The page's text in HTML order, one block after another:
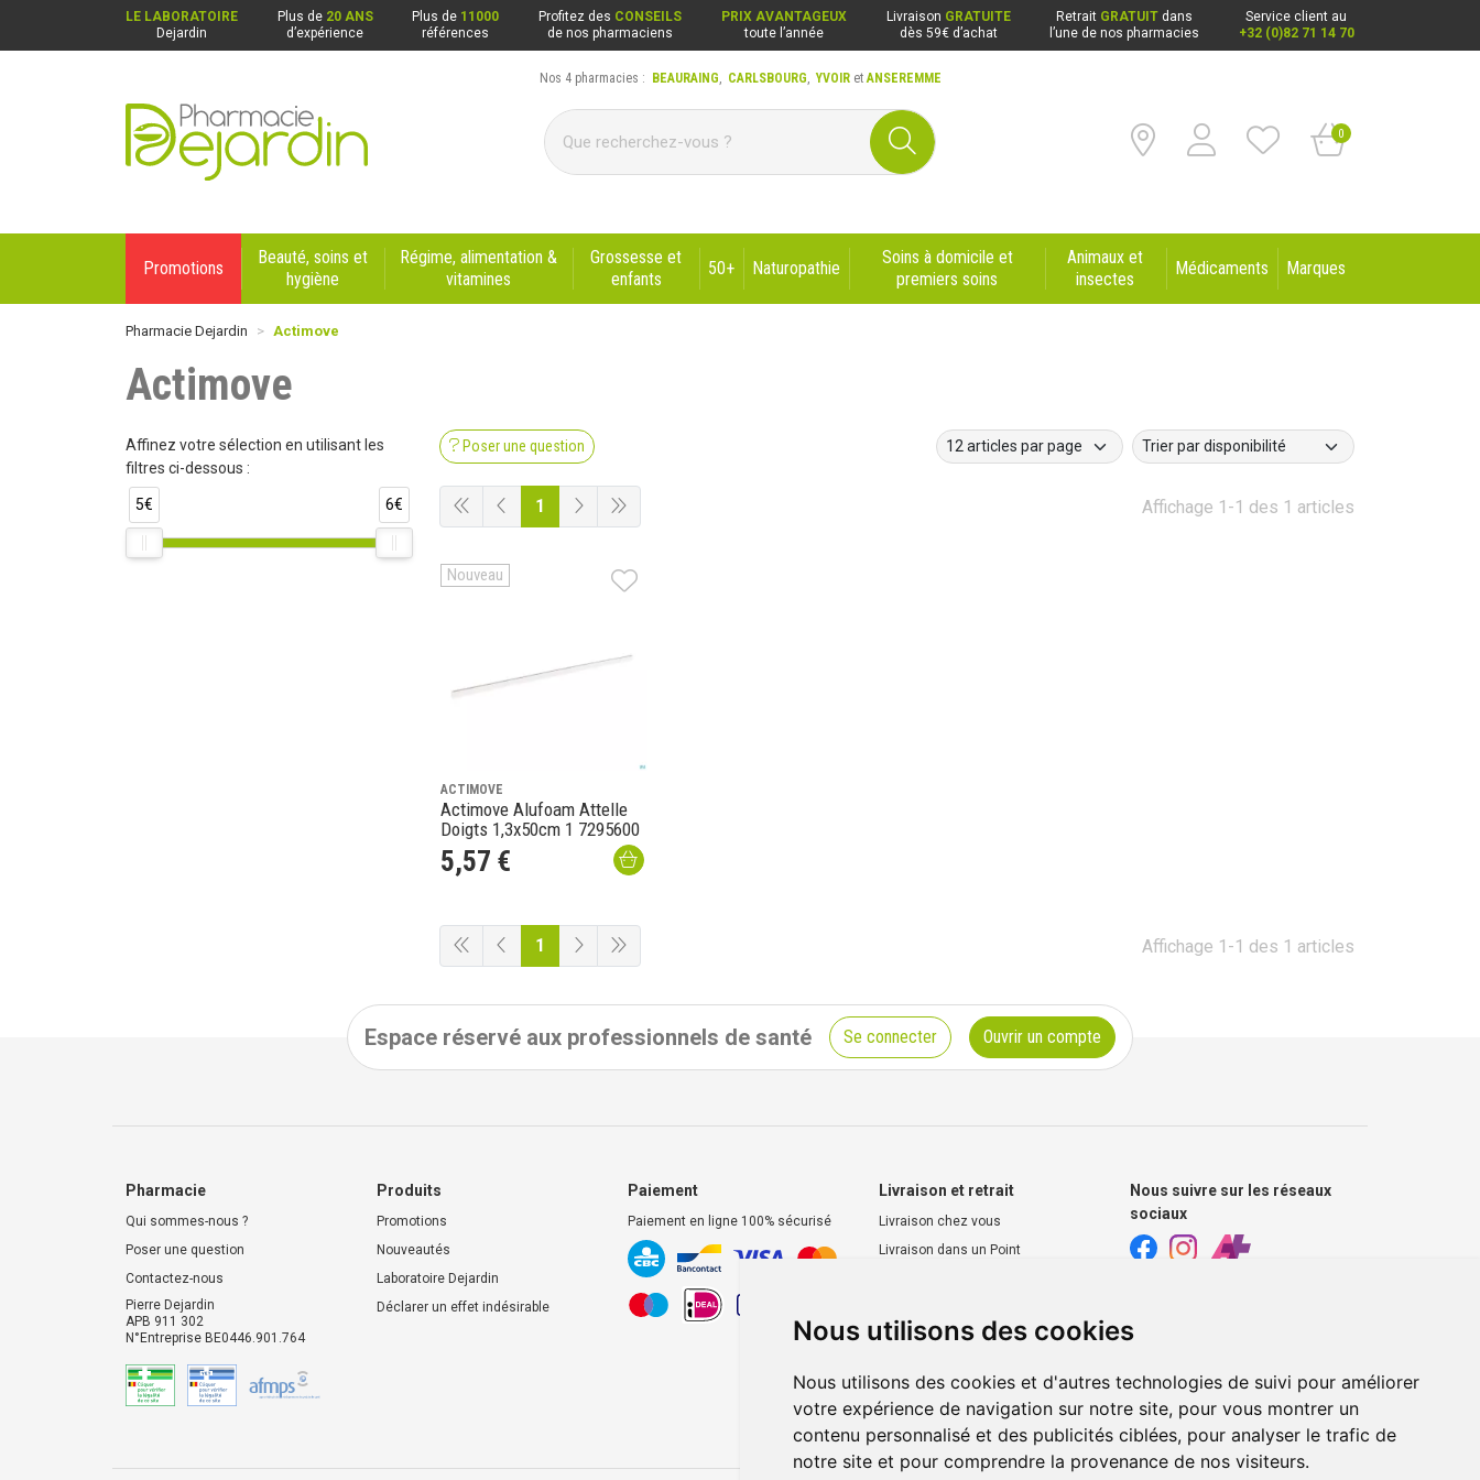
Nous utilisons des cookies
Nous utilisons des cookies et d'autres technologies de suivi pour améliorer
votre expérience de navigation sur notre site, pour vous montrer un
contenu personnalisé et des publicités ciblées, pour analyser le trafic de
notre site et pour comprendre la provenance de nos visiteurs.
LE LABORATOIRE
Dejardin
Plus de 20 ANS
d’expérience
Plus de 11000
références
Profitez des CONSEILS
de nos pharmaciens
PRIX AVANTAGEUX
toute l’année
Livraison GRATUITE
dès 59€ d’achat
Retrait GRATUIT dans
l’une de nos pharmacies
Service client au
+32 (0)82 71 14 70
Pharmacie Dejardin Nos 4 pharmacies : Beauraing, Carlsbourg, Yvoir, Anseremme
0
Nos 4 pharmacies : BEAURAING, CARLSBOURG,YVOIRetANSEREMME
Promotions
Beauté, soins et
hygiène
Régime, alimentation &
vitamines
Grossesse et
enfants
50+ Naturopathie
Soins à domicile et
premiers soins
Animaux et
insectes
Médicaments Marques
Pharmacie Dejardin Actimove
Actimove
Poser une question
Affichage 1-1 des 1 articles
1
Nouveau
ACTIMOVE
Actimove Alufoam Attelle
Doigts 1,3x50cm 1 7295600
5,57 €
Affichage 1-1 des 1 articles
1
Affinez votre sélection en utilisant les
filtres ci-dessous :
5€ 6€
Espace réservé aux professionnels de santé Se connecter Ouvrir un compte
Pharmacie
Qui sommes-nous ?
Poser une question
Contactez-nous
Pierre Dejardin
APB 911 302
N°Entreprise BE0446.901.764
Produits
Promotions
Nouveautés
Laboratoire Dejardin
Déclarer un effet indésirable
Paiement
Paiement en ligne 100% sécurisé
Livraison et retrait
Livraison chez vous
Livraison dans un Point
Retrait en casiers extérieurs
Nous suivre sur les réseaux
sociaux